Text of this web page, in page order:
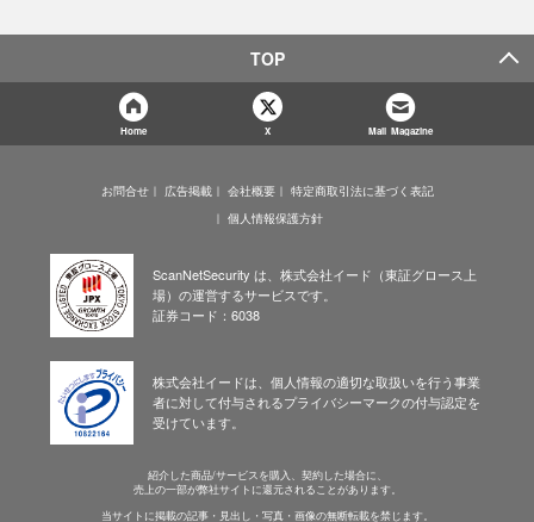
TOP
Home X Mail Magazine
お問合せ 広告掲載 会社概要
特定商取引法に基づく表記
個人情報保護方針
ScanNetSecurity は、株式会社イード（東証グロース上
場）の運営するサービスです。
証券コード：6038
株式会社イードは、個人情報の適切な取扱いを行う事業
者に対して付与されるプライバシーマークの付与認定を
受けています。
紹介した商品/サービスを購入、契約した場合に、
売上の一部が弊社サイトに還元されることがあります。
当サイトに掲載の記事・見出し・写真・画像の無断転載を禁じます。